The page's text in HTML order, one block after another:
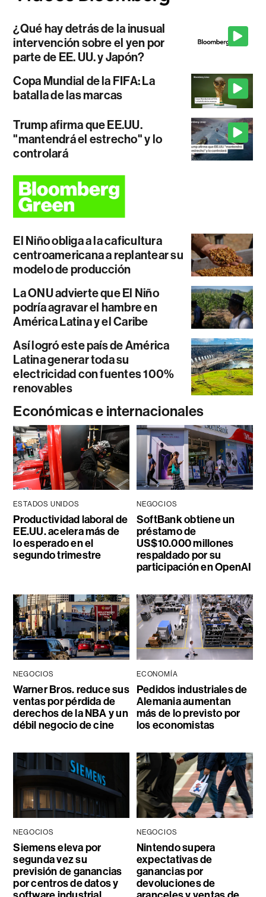
¿Qué hay detrás de la inusual
intervención sobre el yen por
parte de EE. UU. y Japón?
Copa Mundial de la FIFA: La
batalla de las marcas
Trump afirma que EE.UU.
"mantendrá el estrecho" y lo
controlará
El Niño obliga a la caficultura
centroamericana a replantear su
modelo de producción
La ONU advierte que El Niño
podría agravar el hambre en
América Latina y el Caribe
Así logró este país de América
Latina generar toda su
electricidad con fuentes 100%
renovables
Económicas e internacionales
ESTADOS UNIDOS
Productividad laboral de
EE.UU. acelera más de
lo esperado en el
segundo trimestre
NEGOCIOS
SoftBank obtiene un
préstamo de
US$10.000 millones
respaldado por su
participación en OpenAI
NEGOCIOS
Warner Bros. reduce sus
ventas por pérdida de
derechos de la NBA y un
débil negocio de cine
ECONOMÍA
Pedidos industriales de
Alemania aumentan
más de lo previsto por
los economistas
NEGOCIOS
Siemens eleva por
segunda vez su
previsión de ganancias
por centros de datos y
NEGOCIOS
Nintendo supera
expectativas de
ganancias por
devoluciones de